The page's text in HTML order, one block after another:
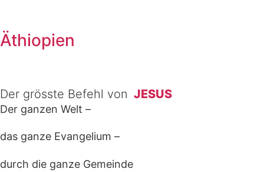
Äthiopien
Der grösste Befehl von JESUS
Der ganzen Welt –
das ganze Evangelium –
durch die ganze Gemeinde​